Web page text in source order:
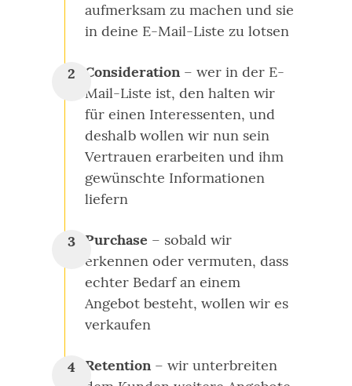
aufmerksam zu machen und sie
in deine E-Mail-Liste zu lotsen
Consideration– wer in der E-
Mail-Liste ist, den halten wir
für einen Interessenten, und
deshalb wollen wir nun sein
Vertrauen erarbeiten und ihm
gewünschte Informationen
liefern
Purchase – sobald wir
erkennen oder vermuten, dass
echter Bedarf an einem
Angebot besteht, wollen wir es
verkaufen
Retention– wir unterbreiten